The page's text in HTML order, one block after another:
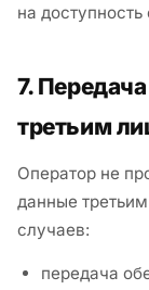
на
7.
третьим
Оператор не
данные
случаев:
передача